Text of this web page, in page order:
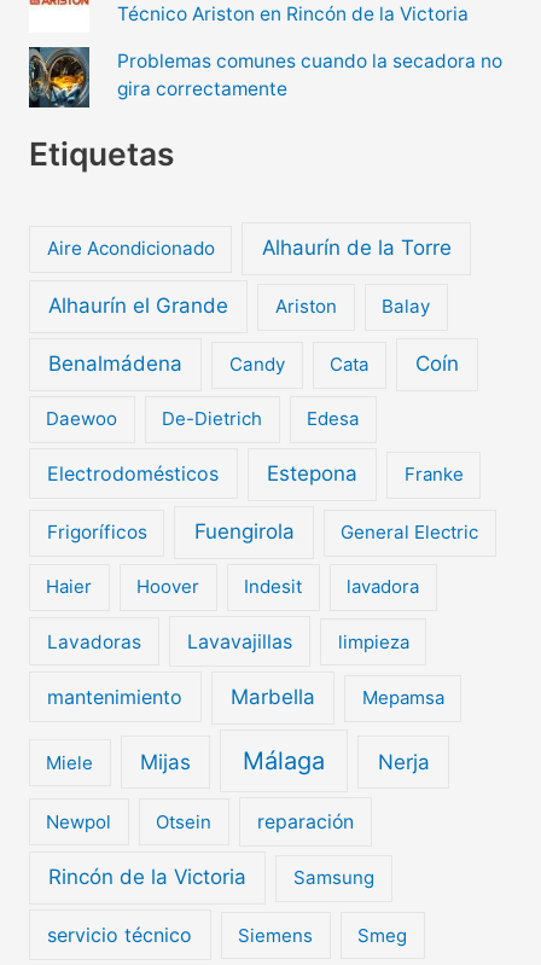
Técnico Ariston en Rincón de la Victoria
Problemas comunes cuando la secadora no
gira correctamente
Etiquetas
Aire Acondicionado Alhaurín de la Torre
Alhaurín el Grande Ariston Balay
Benalmádena Candy Cata Coín
Daewoo De-Dietrich Edesa
Electrodomésticos Estepona Franke
Frigoríficos Fuengirola General Electric
Haier Hoover Indesit lavadora
Lavadoras Lavavajillas limpieza
mantenimiento Marbella Mepamsa
Miele Mijas Málaga Nerja
Newpol Otsein reparación
Rincón de la Victoria Samsung
servicio técnico Siemens Smeg